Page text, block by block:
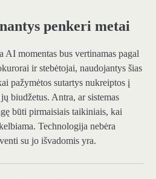
penkeri metai
AI momentas bus vertinamas pagal
ir stebėtojai, naudojantys šias
pažymėtos sutartys nukreiptos į
biudžetus. Antra, ar sistemas
būti pirmaisiais taikiniais, kai
Technologija nebėra
su jo išvadomis yra.